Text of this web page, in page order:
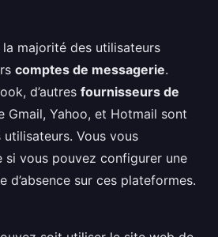
majorité des utilisateurs
comptes de messagerie.
d’autres fournisseurs de
Gmail, Yahoo, et Hotmail sont
Vous vous
si vous pouvez configurer une
d’absence sur ces plateformes.